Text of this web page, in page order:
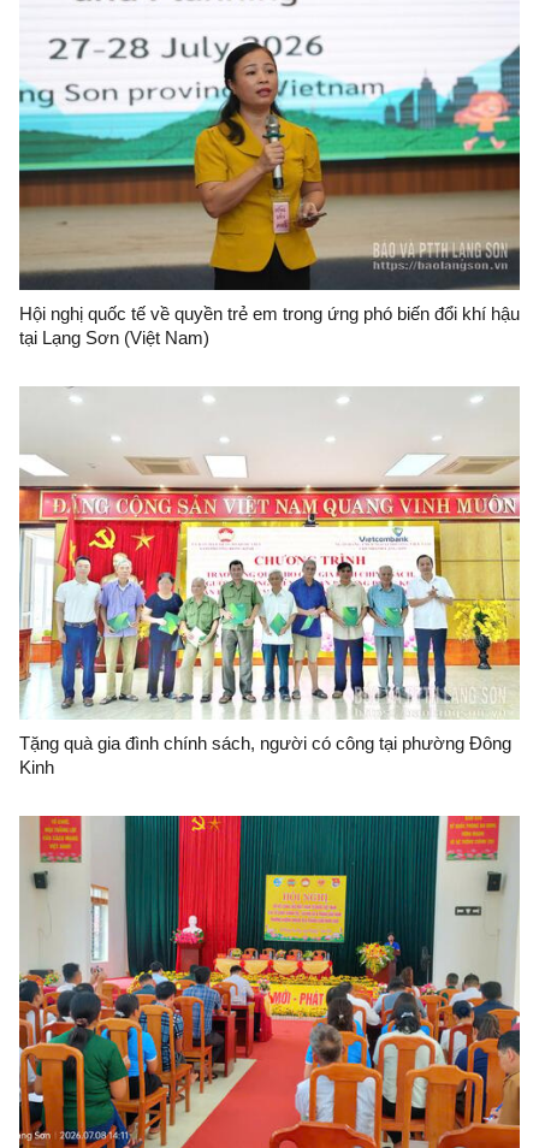
Hội nghị quốc tế về quyền trẻ em trong ứng phó biến đổi khí hậu
tại Lạng Sơn (Việt Nam)
Tặng quà gia đình chính sách, người có công tại phường Đông
Kinh